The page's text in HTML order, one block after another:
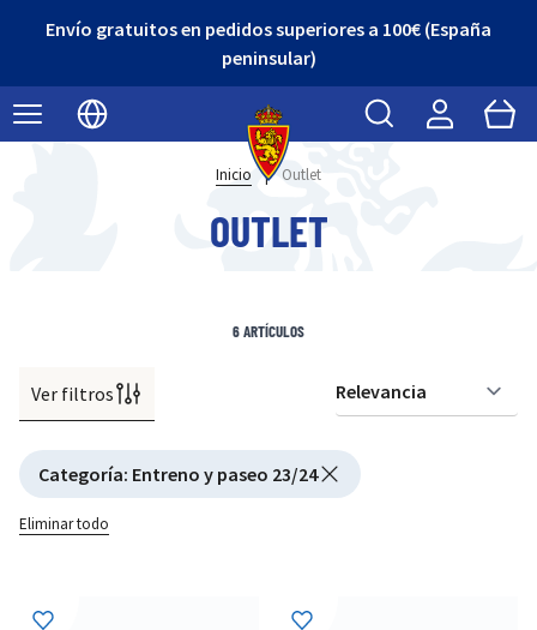
Envío gratuitos en pedidos superiores a 100€ (España
peninsular)
Seleccionar idioma
Buscar Cart
Inicio | Outlet
OUTLET
Ver filtros
Active filtering
Categoría: Entreno y paseo 23/24
Eliminar todo
6ARTÍCULOS